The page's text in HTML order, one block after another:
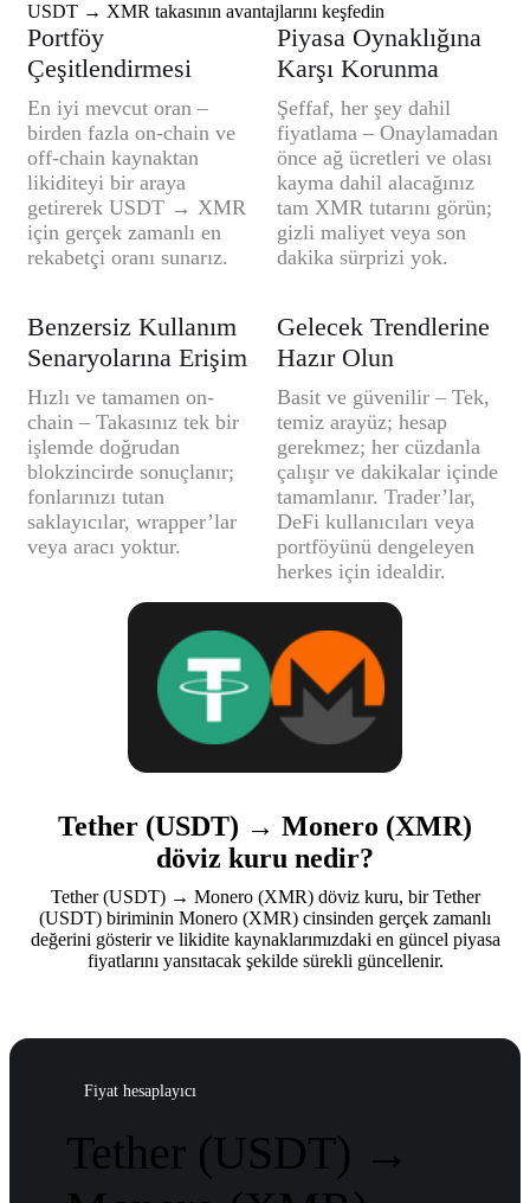
USDT → XMR takasının avantajlarını keşfedin
Portföy
Çeşitlendirmesi
En iyi mevcut oran –
birden fazla on-chain ve
off-chain kaynaktan
likiditeyi bir araya
getirerek USDT → XMR
için gerçek zamanlı en
rekabetçi oranı sunarız.
Benzersiz Kullanım
Senaryolarına Erişim
Hızlı ve tamamen on-
chain – Takasınız tek bir
işlemde doğrudan
blokzincirde sonuçlanır;
fonlarınızı tutan
saklayıcılar, wrapper’lar
veya aracı yoktur.
Piyasa Oynaklığına
Karşı Korunma
Şeffaf, her şey dahil
fiyatlama – Onaylamadan
önce ağ ücretleri ve olası
kayma dahil alacağınız
tam XMR tutarını görün;
gizli maliyet veya son
dakika sürprizi yok.
Gelecek Trendlerine
Hazır Olun
Basit ve güvenilir – Tek,
temiz arayüz; hesap
gerekmez; her cüzdanla
çalışır ve dakikalar içinde
tamamlanır. Trader’lar,
DeFi kullanıcıları veya
portföyünü dengeleyen
herkes için idealdir.
Tether (USDT) → Monero (XMR)
döviz kuru nedir?
Tether (USDT) → Monero (XMR) döviz kuru, bir Tether
(USDT) biriminin Monero (XMR) cinsinden gerçek zamanlı
değerini gösterir ve likidite kaynaklarımızdaki en güncel piyasa
fiyatlarını yansıtacak şekilde sürekli güncellenir.
Fiyat hesaplayıcı
Tether (USDT) →